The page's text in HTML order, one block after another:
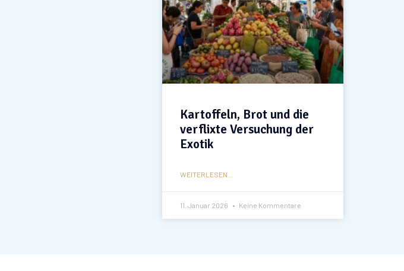
Kartoffeln, Brot und die
verflixte Versuchung der
Exotik
WEITERLESEN...
11. Januar 2026 Keine Kommentare